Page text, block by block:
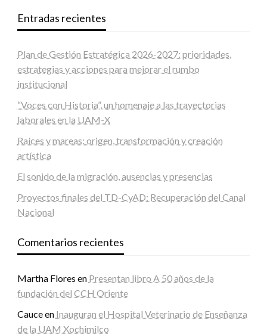
Entradas recientes
Plan de Gestión Estratégica 2026-2027: prioridades,
estrategias y acciones para mejorar el rumbo
institucional
“Voces con Historia”, un homenaje a las trayectorias
laborales en la UAM-X
Raíces y mareas: origen, transformación y creación
artística
El sonido de la migración, ausencias y presencias
Proyectos finales del TD-CyAD: Recuperación del Canal
Nacional
Comentarios recientes
Martha Flores en Presentan libro A 50 años de la
fundación del CCH Oriente
Cauceen Inauguran el Hospital Veterinario de Enseñanza
de la UAM Xochimilco